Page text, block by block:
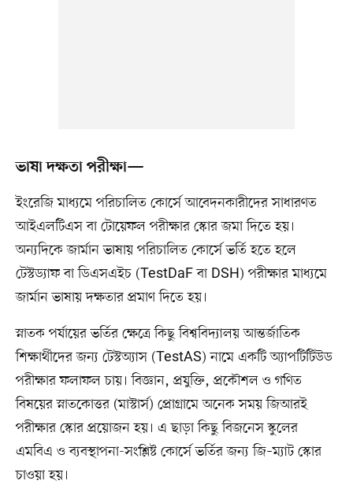
ভাষা দক্ষতা পরীক্ষা—
ইংরেজি মাধ্যমে পরিচালিত কোর্সে আবেদনকারীদের সাধারণত
আইএলটিএস বা টোয়েফল পরীক্ষার স্কোর জমা দিতে হয়।
অন্যদিকে জার্মান ভাষায় পরিচালিত কোর্সে ভর্তি হতে হলে
টেস্টড্যাফ বা ডিএসএইচ (TestDaF বা DSH) পরীক্ষার মাধ্যমে
জার্মান ভাষায় দক্ষতার প্রমাণ দিতে হয়।
স্নাতক পর্যায়ের ভর্তির ক্ষেত্রে কিছু বিশ্ববিদ্যালয় আন্তর্জাতিক
শিক্ষার্থীদের জন্য টেস্টঅ্যাস (TestAS) নামে একটি অ্যাপটিটিউড
পরীক্ষার ফলাফল চায়। বিজ্ঞান, প্রযুক্তি, প্রকৌশল ও গণিত
বিষয়ের স্নাতকোত্তর (মাস্টার্স) প্রোগ্রামে অনেক সময় জিআরই
পরীক্ষার স্কোর প্রয়োজন হয়। এ ছাড়া কিছু বিজনেস স্কুলের
এমবিএ ও ব্যবস্থাপনা-সংশ্লিষ্ট কোর্সে ভর্তির জন্য জি–ম্যাট স্কোর
চাওয়া হয়।